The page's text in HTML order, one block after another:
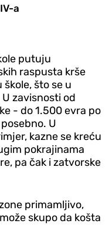
a
putuju
raspusta krše
što se u
zavisnosti od
- do 1.500 evra po
U
kazne se kreću
pokrajinama
pa čak i zatvorske
primamljivo,
skupo da košta